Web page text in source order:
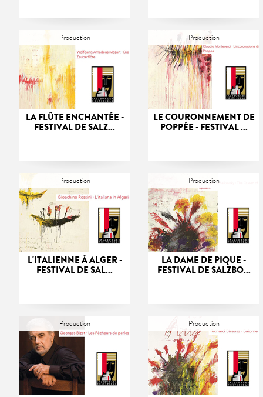
Production
LA FLÛTE ENCHANTÉE -
FESTIVAL DE SALZ...
Production
LE COURONNEMENT DE
POPPÉE - FESTIVAL ...
Production
L'ITALIENNE À ALGER -
FESTIVAL DE SAL...
Production
LA DAME DE PIQUE -
FESTIVAL DE SALZBO...
Production Production